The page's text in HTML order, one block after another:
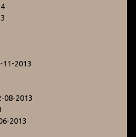
11-2013
08-2013
2013